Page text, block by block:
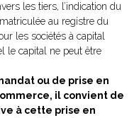
les tiers, l’indication du
au registre du
les sociétés à capital
le capital ne peut être
ou de prise en
il convient de
à cette prise en